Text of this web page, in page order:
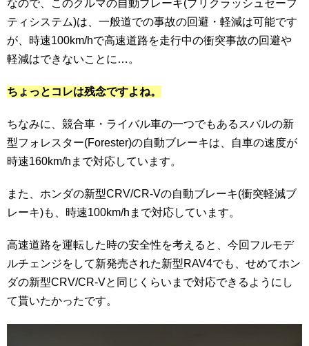
なので、このクルマの自動ブレーキ(プリクラッシュセーフ
ティシステム)は、一般道での事故の回避・軽減は可能です
が、時速100km/hで高速道路を走行中の衝突事故の回避や
軽減はできないことに…。
ちょっとコレは残念ですよね。
ちなみに、競合車・ライバル車の一つでもあるスバルの新
型フォレスター(Forester)の自動ブレーキは、自車の速度が
時速160km/hまで対応しています。
また、ホンダの新型CRV/CR-Vの自動ブレーキ(衝突軽減ブ
レーキ)も、時速100km/hまで対応しています。
高速道路を運転した時の安全性を考えると、今回フルモデ
ルチェンジをして新発売された新型RAV4でも、せめてホン
ダの新型CRV/CR-Vと同じくらいまで対応できるようにし
て貰いたかったです。